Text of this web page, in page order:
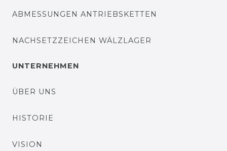
ABMESSUNGEN ANTRIEBSKETTEN
NACHSETZZEICHEN WÄLZLAGER
UNTERNEHMEN
ÜBER UNS
HISTORIE
VISION